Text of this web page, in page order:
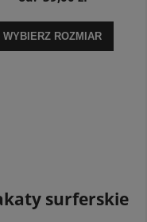
WYBIERZ ROZMIAR
surferskie